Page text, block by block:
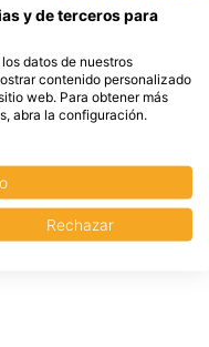
y de terceros para
datos de nuestros
contenido personalizado
web. Para obtener más
abra la configuración.
Rechazar